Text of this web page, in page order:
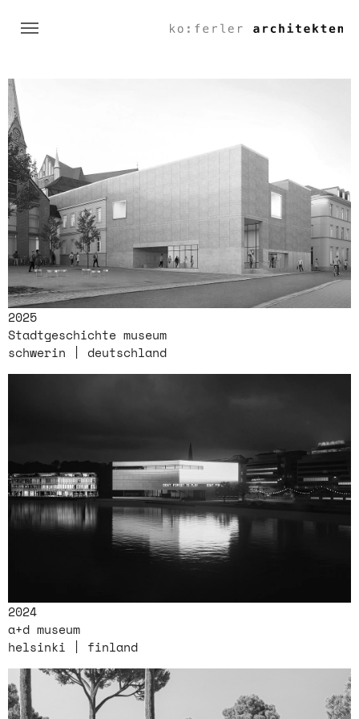
2025
Stadtgeschichte museum
schwerin | deutschland
2024
a+d museum
helsinki | finland